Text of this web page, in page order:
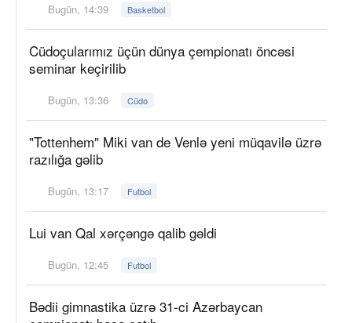
Bugün, 14:39 Basketbol
Cüdoçularımız üçün dünya çempionatı öncəsi
seminar keçirilib
Bugün, 13:36 Cüdo
"Tottenhem" Miki van de Venlə yeni müqavilə üzrə
razılığa gəlib
Bugün, 13:17 Futbol
Lui van Qal xərçəngə qalib gəldi
Bugün, 12:45 Futbol
Bədii gimnastika üzrə 31-ci Azərbaycan